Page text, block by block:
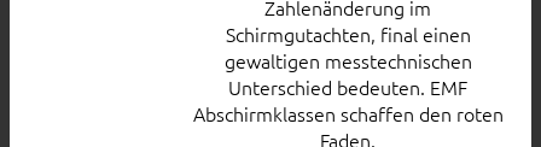
Zahlenänderung im
Schirmgutachten, final einen
gewaltigen messtechnischen
Unterschied bedeuten. EMF
Abschirmklassen schaffen den roten
Faden.